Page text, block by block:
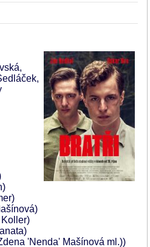
'Nenda' Mašínová ml.))